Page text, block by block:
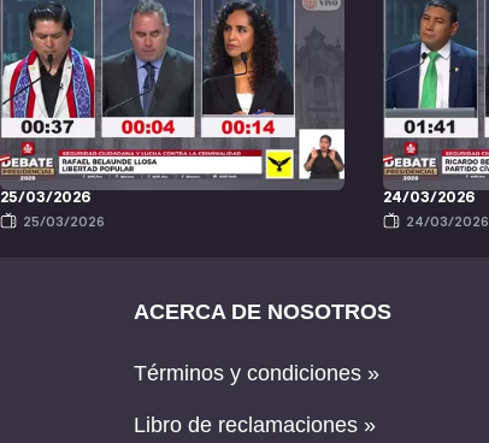
25/03/2026
25/03/2026
24/03/2026
24/03/2026
ACERCA DE NOSOTROS
Términos y condiciones »
Libro de reclamaciones »